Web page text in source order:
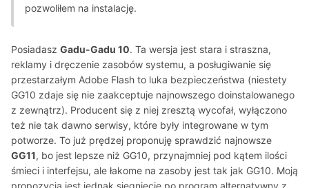
pozwoliłem na instalację.
Posiadasz Gadu-Gadu 10. Ta wersja jest stara i straszna,
reklamy i dręczenie zasobów systemu, a posługiwanie się
przestarzałym Adobe Flash to luka bezpieczeństwa (niestety
GG10 zdaje się nie zaakceptuje najnowszego doinstalowanego
z zewnątrz). Producent się z niej zresztą wycofał, wyłączono
też nie tak dawno serwisy, które były integrowane w tym
potworze. To już prędzej proponuję sprawdzić najnowsze
GG11, bo jest lepsze niż GG10, przynajmniej pod kątem ilości
śmieci i interfejsu, ale łakome na zasoby jest tak jak GG10. Moją